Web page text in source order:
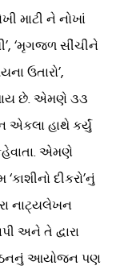
માટી ને નોખાં
‘મૃગજળ સીંચીને
ઉતારો’,
થાય છે. એમણે ૩૩
એકલા હાથે કર્યું
એમણે
દીકરો’નું
નાટ્યલેખન
અને તે દ્વારા
આયોજન પણ